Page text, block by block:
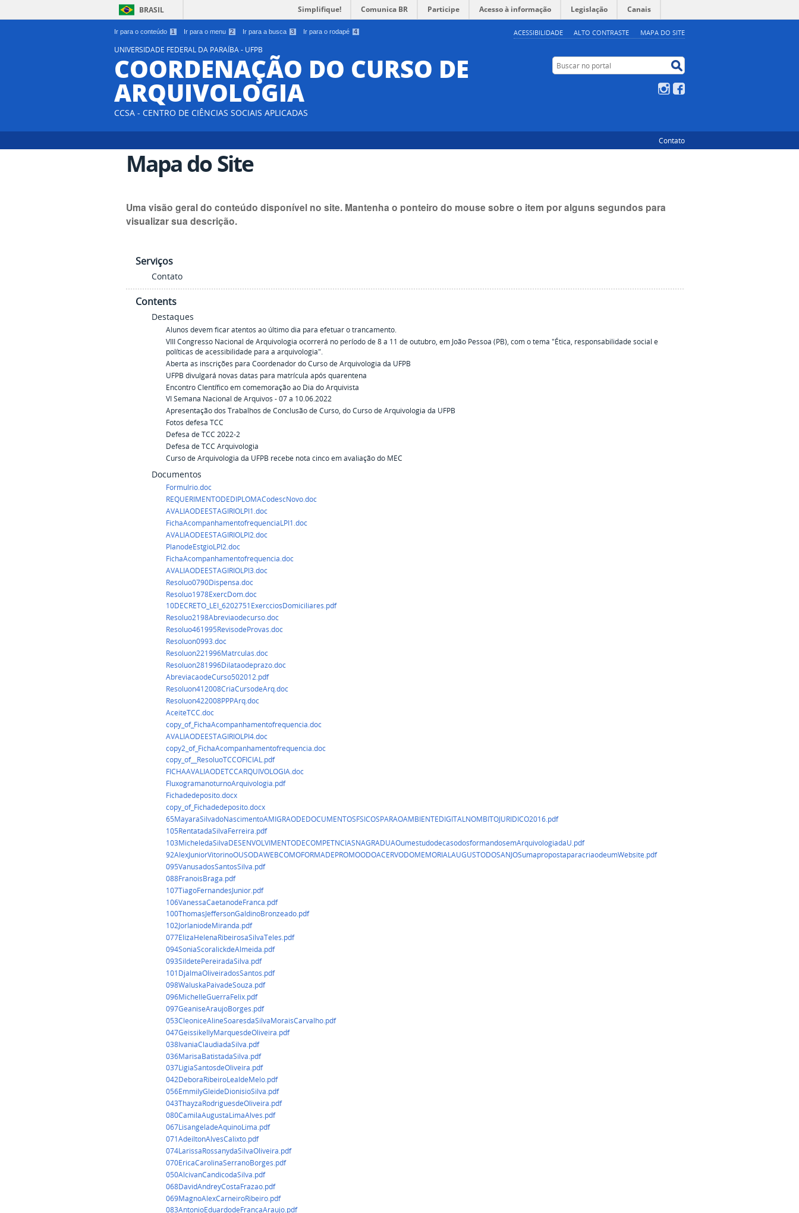
Ir para o conteúdo 1 Ir para o menu 2 Ir para a busca 3 Ir para o rodapé 4 ACESSIBILIDADE ALTO CONTRASTE MAPA DO SITE
BRASIL Simplifique! Comunica BR Participe Acesso à informação Legislação Canais
UNIVERSIDADE FEDERAL DA PARAÍBA - UFPB
COORDENAÇÃO DO CURSO DE
ARQUIVOLOGIA
CCSA - CENTRO DE CIÊNCIAS SOCIAIS APLICADAS
Buscar no portal
Instagram
Contato
Mapa do Site
Uma visão geral do conteúdo disponível no site. Mantenha o ponteiro do mouse sobre o item por alguns segundos para
visualizar sua descrição.
Serviços
Contato
Contents
Destaques
Alunos devem ficar atentos ao último dia para efetuar o trancamento.
VIII Congresso Nacional de Arquivologia ocorrerá no período de 8 a 11 de outubro, em João Pessoa (PB), com o tema "Ética, responsabilidade social e
políticas de acessibilidade para a arquivologia".
Aberta as inscrições para Coordenador do Curso de Arquivologia da UFPB
UFPB divulgará novas datas para matrícula após quarentena
Encontro CIentífico em comemoração ao Dia do Arquivista
VI Semana Nacional de Arquivos - 07 a 10.06.2022
Apresentação dos Trabalhos de Conclusão de Curso, do Curso de Arquivologia da UFPB
Fotos defesa TCC
Defesa de TCC 2022-2
Defesa de TCC Arquivologia
Curso de Arquivologia da UFPB recebe nota cinco em avaliação do MEC
Documentos
Formulrio.doc
REQUERIMENTODEDIPLOMACodescNovo.doc
AVALIAODEESTAGIRIOLPI1.doc
FichaAcompanhamentofrequenciaLPI1.doc
AVALIAODEESTAGIRIOLPI2.doc
PlanodeEstgioLPI2.doc
FichaAcompanhamentofrequencia.doc
AVALIAODEESTAGIRIOLPI3.doc
Resoluo0790Dispensa.doc
Resoluo1978ExercDom.doc
10DECRETO_LEI_6202751ExercciosDomiciliares.pdf
Resoluo2198Abreviaodecurso.doc
Resoluo461995RevisodeProvas.doc
Resoluon0993.doc
Resoluon221996Matrculas.doc
Resoluon281996Dilataodeprazo.doc
AbreviacaodeCurso502012.pdf
Resoluon412008CriaCursodeArq.doc
Resoluon422008PPPArq.doc
AceiteTCC.doc
copy_of_FichaAcompanhamentofrequencia.doc
AVALIAODEESTAGIRIOLPI4.doc
copy2_of_FichaAcompanhamentofrequencia.doc
copy_of__ResoluoTCCOFICIAL.pdf
FICHAAVALIAODETCCARQUIVOLOGIA.doc
FluxogramanoturnoArquivologia.pdf
Fichadedeposito.docx
copy_of_Fichadedeposito.docx
65MayaraSilvadoNascimentoAMIGRAODEDOCUMENTOSFSICOSPARAOAMBIENTEDIGITALNOMBITOJURIDICO2016.pdf
105RentatadaSilvaFerreira.pdf
103MicheledaSilvaDESENVOLVIMENTODECOMPETNCIASNAGRADUAOumestudodecasodosformandosemArquivologiadaU.pdf
92AlexJuniorVitorinoOUSODAWEBCOMOFORMADEPROMOODOACERVODOMEMORIALAUGUSTODOSANJOSumapropostaparacriaodeumWebsite.pdf
095VanusadosSantosSilva.pdf
088FranoisBraga.pdf
107TiagoFernandesJunior.pdf
106VanessaCaetanodeFranca.pdf
100ThomasJeffersonGaldinoBronzeado.pdf
102JorlaniodeMiranda.pdf
077ElizaHelenaRibeirosaSilvaTeles.pdf
094SoniaScoralickdeAlmeida.pdf
093SildetePereiradaSilva.pdf
101DjalmaOliveiradosSantos.pdf
098WaluskaPaivadeSouza.pdf
096MichelleGuerraFelix.pdf
097GeaniseAraujoBorges.pdf
053CleoniceAlineSoaresdaSilvaMoraisCarvalho.pdf
047GeissikellyMarquesdeOliveira.pdf
038IvaniaClaudiadaSilva.pdf
036MarisaBatistadaSilva.pdf
037LigiaSantosdeOliveira.pdf
042DeboraRibeiroLealdeMelo.pdf
056EmmilyGleideDionisioSilva.pdf
043ThayzaRodriguesdeOliveira.pdf
080CamilaAugustaLimaAlves.pdf
067LisangeladeAquinoLima.pdf
071AdeiltonAlvesCalixto.pdf
074LarissaRossanydaSilvaOliveira.pdf
070EricaCarolinaSerranoBorges.pdf
050AlcivanCandicodaSilva.pdf
068DavidAndreyCostaFrazao.pdf
069MagnoAlexCarneiroRibeiro.pdf
083AntonioEduardodeFrancaAraujo.pdf